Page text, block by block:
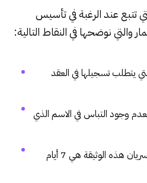
تتبع عند الرغبة في تأسيس
والتي نوضحها في النقاط التالية:
يتطلب تسجيلها في العقد
بعدم وجود التباس في الاسم الذي
لكن لابد من الانتباه إلى أن مدة سريان هذه الوثيقة هي 7 أيام